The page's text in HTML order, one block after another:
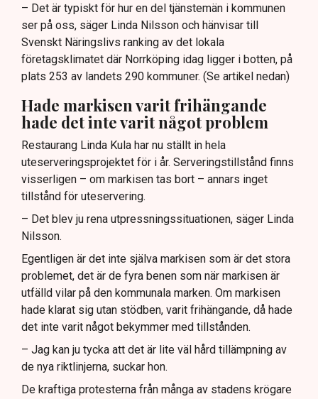
– Det är typiskt för hur en del tjänstemän i kommunen
ser på oss, säger Linda Nilsson och hänvisar till
Svenskt Näringslivs ranking av det lokala
företagsklimatet där Norrköping idag ligger i botten, på
plats 253 av landets 290 kommuner. (Se artikel nedan)
Hade markisen varit frihängande
hade det inte varit något problem
Restaurang Linda Kula har nu ställt in hela
uteserveringsprojektet för i år. Serveringstillstånd finns
visserligen – om markisen tas bort – annars inget
tillstånd för uteservering.
– Det blev ju rena utpressningssituationen, säger Linda
Nilsson.
Egentligen är det inte själva markisen som är det stora
problemet, det är de fyra benen som när markisen är
utfälld vilar på den kommunala marken. Om markisen
hade klarat sig utan stödben, varit frihängande, då hade
det inte varit något bekymmer med tillstånden.
– Jag kan ju tycka att det är lite väl hård tillämpning av
de nya riktlinjerna, suckar hon.
De kraftiga protesterna från många av stadens krögare